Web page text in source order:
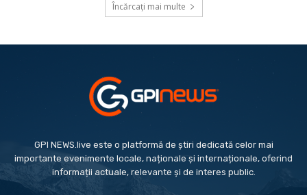
Încărcați mai multe
GPI NEWS.live este o platformă de știri dedicată celor mai
importante evenimente locale, naționale și internaționale, oferind
informații actuale, relevante și de interes public.